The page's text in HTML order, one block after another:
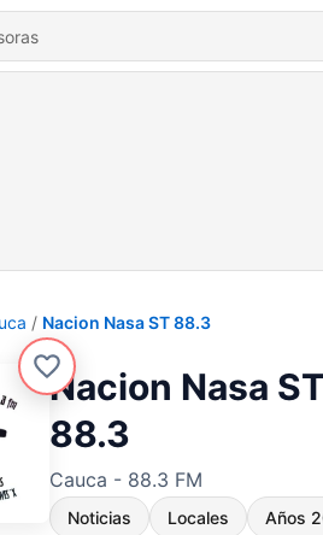
Nacion Nasa ST 88.3
Nacion Nasa ST
88.3
Cauca - 88.3 FM
Noticias Locales Años